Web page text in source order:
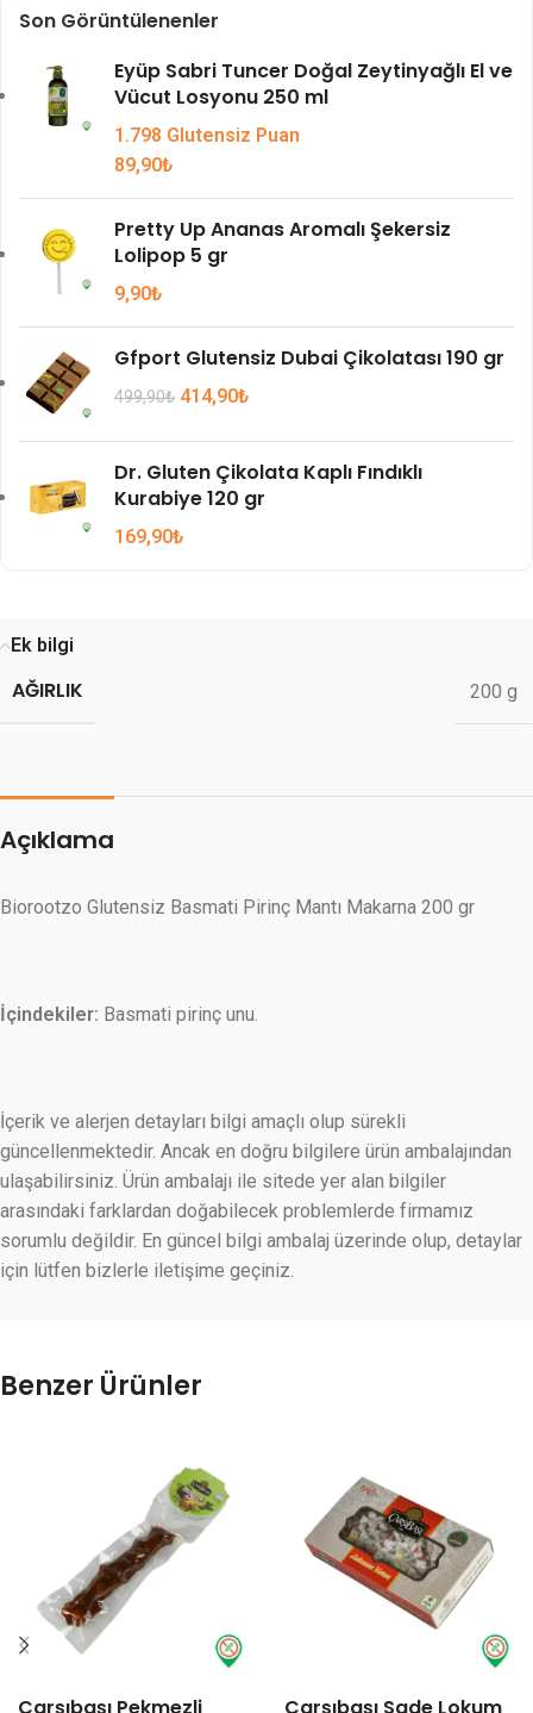
Son Görüntülenenler
Eyüp Sabri Tuncer Doğal Zeytinyağlı El ve
Vücut Losyonu 250 ml
1.798 Glutensiz Puan
89,90₺
Pretty Up Ananas Aromalı Şekersiz
Lolipop 5 gr
9,90₺
Gfport Glutensiz Dubai Çikolatası 190 gr
499,90₺ 414,90₺
Dr. Gluten Çikolata Kaplı Fındıklı
Kurabiye 120 gr
169,90₺
Ek bilgi
AĞIRLIK 200 g
Açıklama
Biorootzo Glutensiz Basmati Pirinç Mantı Makarna 200 gr
İçindekiler: Basmati pirinç unu.
İçerik ve alerjen detayları bilgi amaçlı olup sürekli
güncellenmektedir. Ancak en doğru bilgilere ürün ambalajından
ulaşabilirsiniz. Ürün ambalajı ile sitede yer alan bilgiler
arasındaki farklardan doğabilecek problemlerde firmamız
sorumlu değildir. En güncel bilgi ambalaj üzerinde olup, detaylar
için lütfen bizlerle iletişime geçiniz.
Benzer Ürünler